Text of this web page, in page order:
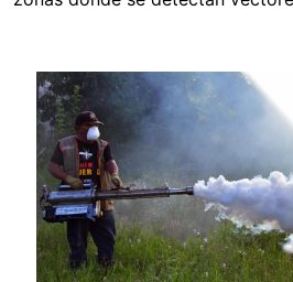
Image